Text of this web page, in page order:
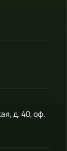
д. 40, оф.